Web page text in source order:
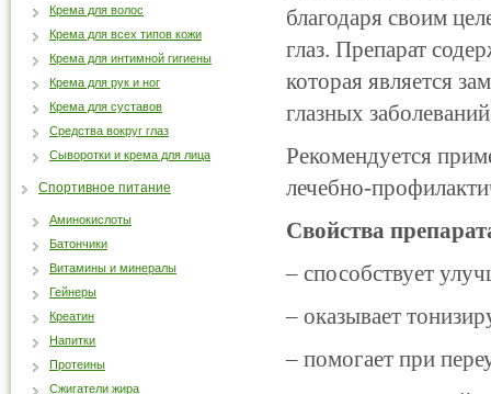
благодаря своим
глаз. Препарат
которая является
глазных
Рекомендуется
лечебно-
Свойства
– способствует
– оказывает
– помогает при
Крема для волос
Крема для всех типов кожи
Крема для интимной гигиены
Крема для рук и ног
Крема для суставов
Средства вокруг глаз
Сыворотки и крема для лица
Спортивное питание
Аминокислоты
Батончики
Витамины и минералы
Гейнеры
Креатин
Напитки
Протеины
Сжигатели жира